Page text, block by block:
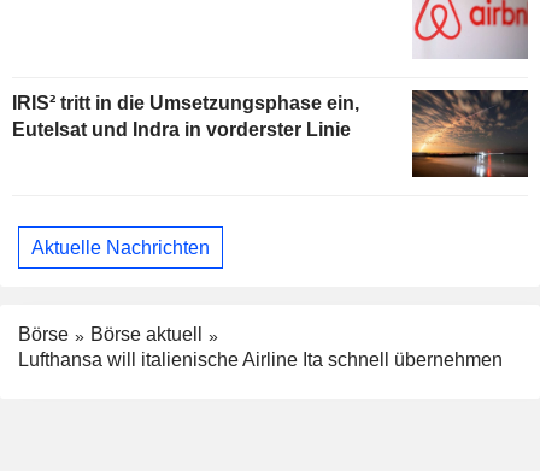
IRIS² tritt in die Umsetzungsphase ein,
Eutelsat und Indra in vorderster Linie
Aktuelle Nachrichten
Börse
Börse aktuell
Lufthansa will italienische Airline Ita schnell übernehmen